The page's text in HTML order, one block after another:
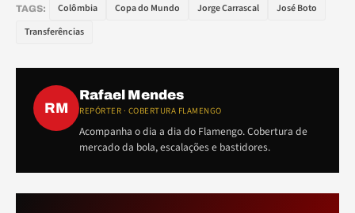
TAGS: Colômbia Copa do Mundo Jorge Carrascal
José Boto
Transferências
RM
Rafael Mendes
REPÓRTER · COBERTURA FLAMENGO
Acompanha o dia a dia do Flamengo. Cobertura de
mercado da bola, escalações e bastidores.